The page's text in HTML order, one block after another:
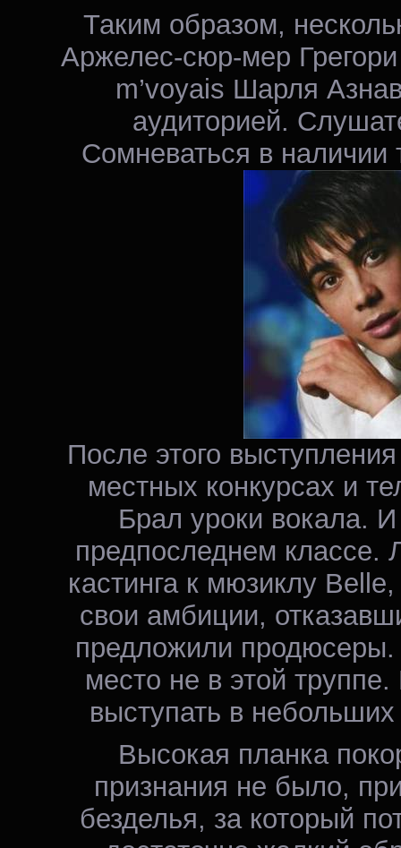
Таким образом,
Аржелес-сюр-мер
m’voyais Шарля
аудиторией.
Сомневаться в наличии
После этого
местных конкурсах и
Брал уроки вокала.
предпоследнем классе.
кастинга к мюзиклу
свои амбиции,
предложили
место не в этой
выступать в
Высокая планка
признания не было,
безделья, за который